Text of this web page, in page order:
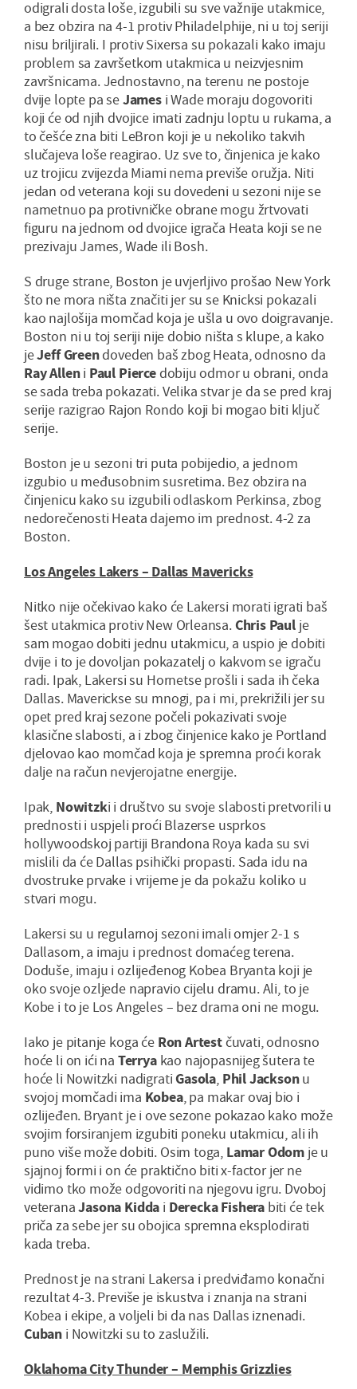
odigrali dosta loše, izgubili su sve važnije utakmice,
a bez obzira na 4-1 protiv Philadelphije, ni u toj seriji
nisu briljirali. I protiv Sixersa su pokazali kako imaju
problem sa završetkom utakmica u neizvjesnim
završnicama. Jednostavno, na terenu ne postoje
dvije lopte pa seJamesi Wade moraju dogovoriti
koji će od njih dvojice imati zadnju loptu u rukama, a
to češće zna biti LeBron koji je u nekoliko takvih
slučajeva loše reagirao. Uz sve to, činjenica je kako
uz trojicu zvijezda Miami nema previše oružja. Niti
jedan od veterana koji su dovedeni u sezoni nije se
nametnuo pa protivničke obrane mogu žrtvovati
figuru na jednom od dvojice igrača Heata koji se ne
prezivaju James, Wade ili Bosh.
S druge strane, Boston je uvjerljivo prošao New York
što ne mora ništa značiti jer su se Knicksi pokazali
kao najlošija momčad koja je ušla u ovo doigravanje.
Boston ni u toj seriji nije dobio ništa s klupe, a kako
jeJeff Greendoveden baš zbog Heata, odnosno da
Ray Alleni Paul Piercedobiju odmor u obrani, onda
se sada treba pokazati. Velika stvar je da se pred kraj
serije razigrao Rajon Rondo koji bi mogao biti ključ
serije.
Boston je u sezoni tri puta pobijedio, a jednom
izgubio u međusobnim susretima. Bez obzira na
činjenicu kako su izgubili odlaskom Perkinsa, zbog
nedorečenosti Heata dajemo im prednost. 4-2 za
Boston.
Los Angeles Lakers – Dallas Mavericks
Nitko nije očekivao kako će Lakersi morati igrati baš
šest utakmica protiv New Orleansa.Chris Paulje
sam mogao dobiti jednu utakmicu, a uspio je dobiti
dvije i to je dovoljan pokazatelj o kakvom se igraču
radi. Ipak, Lakersi su Hornetse prošli i sada ih čeka
Dallas. Maverickse su mnogi, pa i mi, prekrižili jer su
opet pred kraj sezone počeli pokazivati svoje
klasične slabosti, a i zbog činjenice kako je Portland
djelovao kao momčad koja je spremna proći korak
dalje na račun nevjerojatne energije.
Ipak, Nowitzki i društvo su svoje slabosti pretvorili u
prednosti i uspjeli proći Blazerse usprkos
hollywoodskoj partiji Brandona Roya kada su svi
mislili da će Dallas psihički propasti. Sada idu na
dvostruke prvake i vrijeme je da pokažu koliko u
stvari mogu.
Lakersi su u regularnoj sezoni imali omjer 2-1 s
Dallasom, a imaju i prednost domaćeg terena.
Doduše, imaju i ozlijeđenog Kobea Bryanta koji je
oko svoje ozljede napravio cijelu dramu. Ali, to je
Kobe i to je Los Angeles – bez drama oni ne mogu.
Iako je pitanje koga će Ron Artestčuvati, odnosno
hoće li on ići na Terryakao najopasnijeg šutera te
hoće li Nowitzki nadigratiGasola, Phil Jacksonu
svojoj momčadi ima Kobea, pa makar ovaj bio i
ozlijeđen. Bryant je i ove sezone pokazao kako može
svojim forsiranjem izgubiti poneku utakmicu, ali ih
puno više može dobiti. Osim toga, Lamar Odom je u
sjajnoj formi i on će praktično biti x-factor jer ne
vidimo tko može odgovoriti na njegovu igru. Dvoboj
veteranaJasona Kidda i Derecka Fishera biti će tek
priča za sebe jer su obojica spremna eksplodirati
kada treba.
Prednost je na strani Lakersa i predviđamo konačni
rezultat 4-3. Previše je iskustva i znanja na strani
Kobea i ekipe, a voljeli bi da nas Dallas iznenadi.
Cuban i Nowitzki su to zaslužili.
Oklahoma City Thunder – Memphis Grizzlies